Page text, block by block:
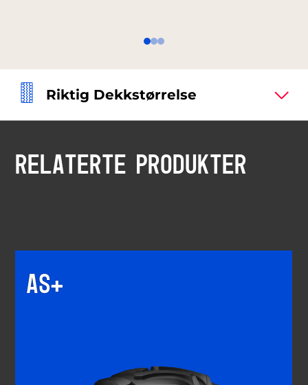
Riktig Dekkstørrelse
RELATERTE PRODUKTER
AS+